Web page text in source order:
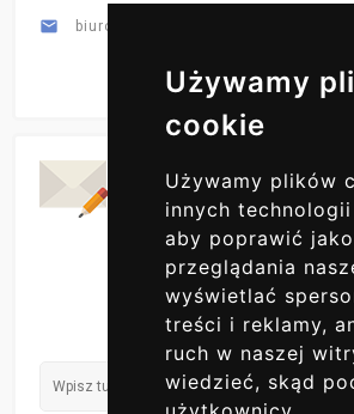
Używamy
cookie
Używamy plików
innych
aby poprawić
przeglądania
wyświetlać
treści i reklamy,
ruch w naszej
wiedzieć, skąd
 biuro@primex-hurt.pl
Codzienne Aktualizacje
ZAPISZ SIĘ DO NAS